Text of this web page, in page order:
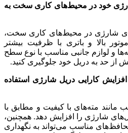
خود در محیط‌های کاری سخت به
شارژی در محیط‌های کاری سخت،
بالا و باتری با ظرفیت بیشتر
و لوازم جانبی مناسب با نوع سطح
از حد به دریل خود جلوگیری کنید.
افزایش کارایی دریل شارژی استفاده
مانند مته‌های با کیفیت و مطابق با
شارژی را افزایش دهد. همچنین،
مناسب می‌تواند به نگهداری